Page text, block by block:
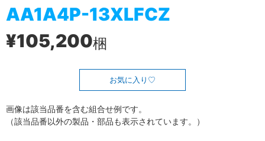
AA1A4P-13XLFCZ
¥105,200梱
お気に入り
画像は該当品番を含む組合せ例です。
（該当品番以外の製品・部品も表示されています。）